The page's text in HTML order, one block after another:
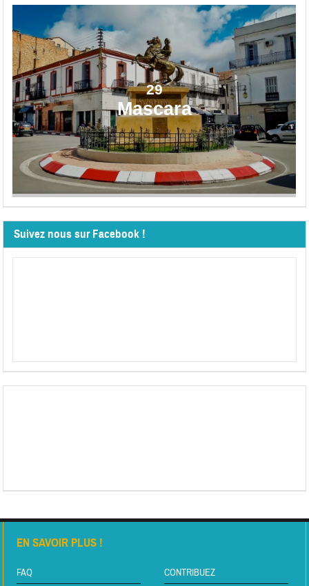
29
Mascara
Suivez nous sur Facebook !
EN SAVOIR PLUS !
FAQ CONTRIBUEZ